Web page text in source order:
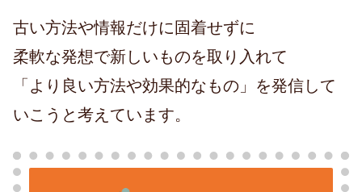
古い方法や情報だけに固着せずに
柔軟な発想で新しいものを取り入れて
「より良い方法や効果的なもの」を発信して
いこうと考えています。